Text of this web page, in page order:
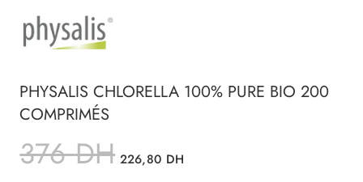
PHYSALIS CHLORELLA 100% PURE BIO 200
COMPRIMÉS
376DH 226,80 DH